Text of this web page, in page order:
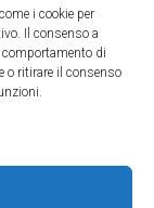
i cookie per
Il consenso a
comportamento di
o ritirare il consenso